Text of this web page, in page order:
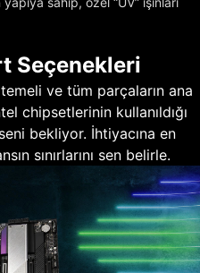
Seçenekleri
ve tüm parçaların ana
chipsetlerinin kullanıldığı
bekliyor. İhtiyacına en
sınırlarını sen belirle.